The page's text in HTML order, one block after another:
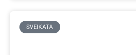
SVEIKATA